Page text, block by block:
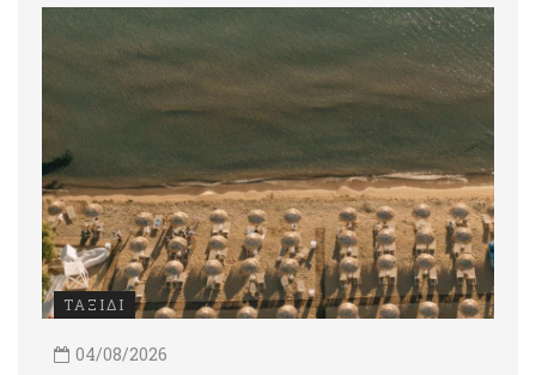
ΤΑΞΙΔΙ
04/08/2026